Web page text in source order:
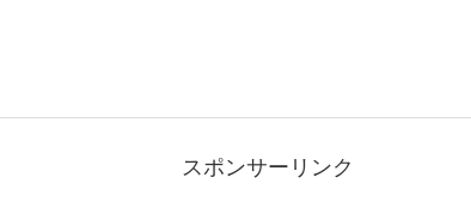
スポンサーリンク